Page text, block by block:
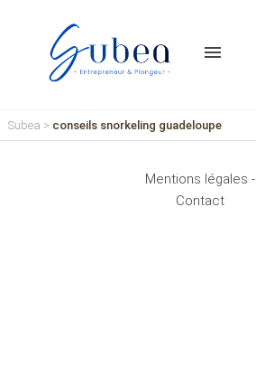
menu
Subea > conseils snorkeling guadeloupe
Mentions légales -
Contact